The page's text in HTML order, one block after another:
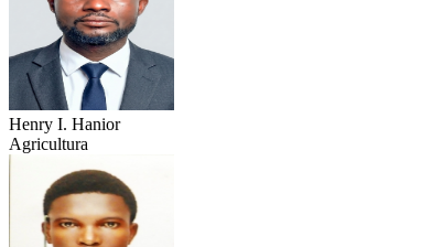
Henry I. Hanior
Agricultura